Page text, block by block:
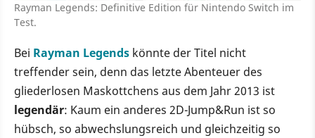
Rayman Legends: Definitive Edition für Nintendo Switch im
Test.
Bei Rayman Legends könnte der Titel nicht
treffender sein, denn das letzte Abenteuer des
gliederlosen Maskottchens aus dem Jahr 2013 ist
legendär: Kaum ein anderes 2D-Jump&Run ist so
hübsch, so abwechslungsreich und gleichzeitig so